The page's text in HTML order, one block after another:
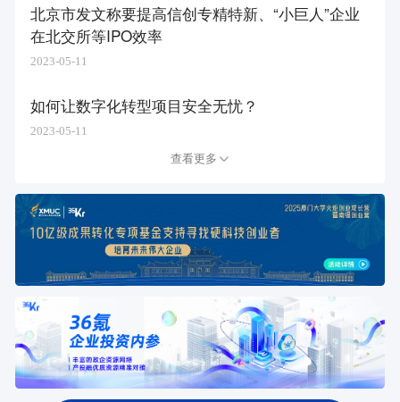
北京市发文称要提高信创专精特新、“小巨人”企业
在北交所等IPO效率
2023-05-11
如何让数字化转型项目安全无忧？
2023-05-11
查看更多